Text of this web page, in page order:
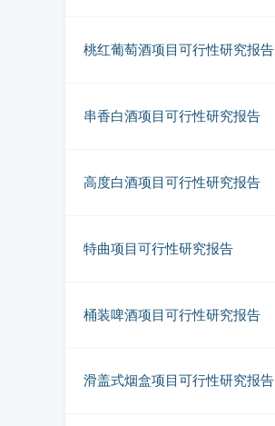
桃红葡萄酒项目可行性研究报告
串香白酒项目可行性研究报告
高度白酒项目可行性研究报告
特曲项目可行性研究报告
桶装啤酒项目可行性研究报告
滑盖式烟盒项目可行性研究报告